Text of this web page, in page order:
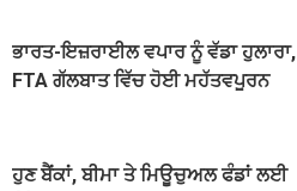
ਭਾਰਤ-ਇਜ਼ਰਾਈਲ ਵਪਾਰ ਨੂੰ ਵੱਡਾ ਹੁਲਾਰਾ,
FTA ਗੱਲਬਾਤ ਵਿੱਚ ਹੋਈ ਮਹੱਤਵਪੂਰਨ
ਹੁਣ ਬੈਂਕਾਂ, ਬੀਮਾ ਤੇ ਮਿਊਚੁਅਲ ਫੰਡਾਂ ਲਈ